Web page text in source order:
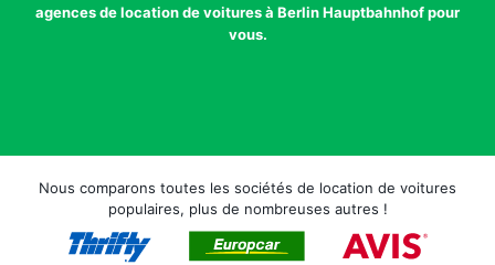
agences de location de voitures à Berlin Hauptbahnhof pour
vous.
Nous comparons toutes les sociétés de location de voitures
populaires, plus de nombreuses autres !